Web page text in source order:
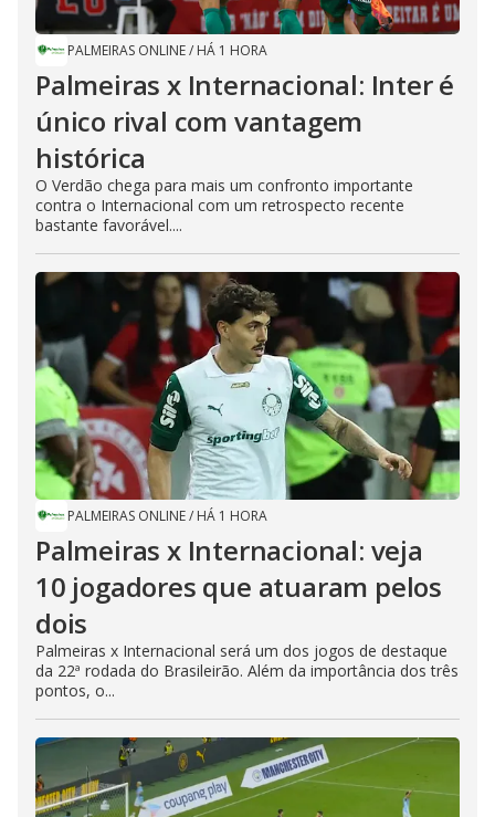
PALMEIRAS ONLINE/ HÁ 1 HORA
Palmeiras x Internacional: Inter é
único rival com vantagem
histórica
O Verdão chega para mais um confronto importante
contra o Internacional com um retrospecto recente
bastante favorável....
PALMEIRAS ONLINE/ HÁ 1 HORA
Palmeiras x Internacional: veja
10 jogadores que atuaram pelos
dois
Palmeiras x Internacional será um dos jogos de destaque
da 22ª rodada do Brasileirão. Além da importância dos três
pontos, o...